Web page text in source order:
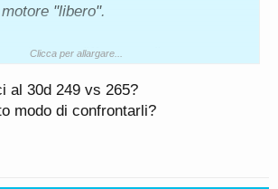
"libero".
realmente differenze di potenza ma
d'uso normale.
Clicca per allargare...
al 30d 249 vs 265?
modo di confrontarli?